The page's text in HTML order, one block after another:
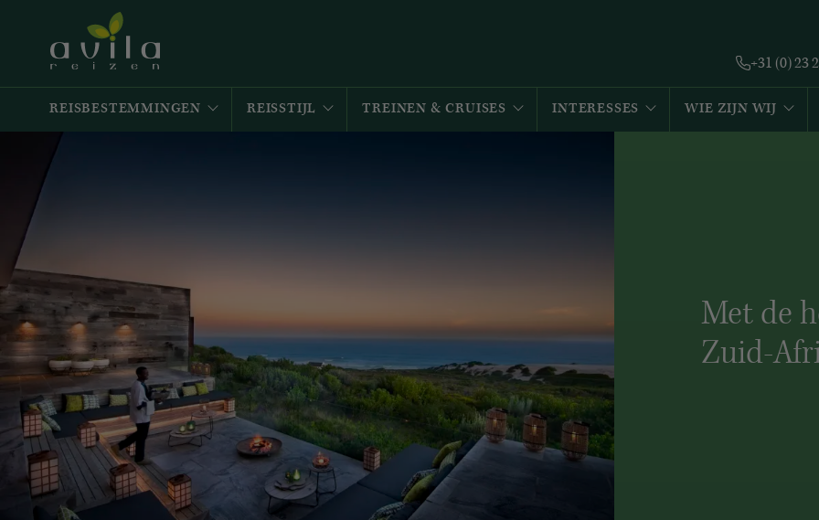
+31 (0) 23
REISBESTEMMINGEN REISSTIJL TREINEN & CRUISES INTERESSES WIE ZIJN WIJ
Met de
Zuid-